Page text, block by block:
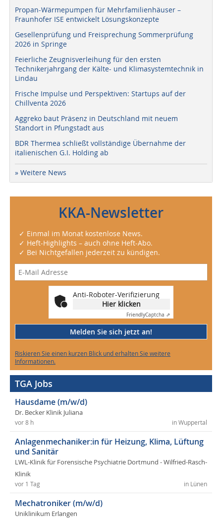
Propan-Wärmepumpen für Mehrfamilienhäuser –
Fraunhofer ISE entwickelt Lösungskonzepte
Gesellenprüfung und Freisprechung Sommerprüfung
2026 in Springe
Feierliche Zeugnisverleihung für den ersten
Technikerjahrgang der Kälte- und Klimasystemtechnik in
Lindau
Frische Impulse und Perspektiven: Startups auf der
Chillventa 2026
Aggreko baut Präsenz in Deutschland mit neuem
Standort in Pfungstadt aus
BDR Thermea schließt vollständige Übernahme der
italienischen G.I. Holding ab
» Weitere News
KKA-Newsletter
✓ Einmal im Monat kostenlose News.
✓ Heft-Highlights – auch ohne Heft-Abo.
✓ Bei Nichtgefallen jederzeit zu kündigen.
Anti-Roboter-Verifizierung
Hier klicken
FriendlyCaptcha ⇗
Melden Sie sich jetzt an!
Riskieren Sie einen kurzen Blick und erhalten Sie weitere
Informationen.
TGA Jobs
Hausdame (m/w/d)
Dr. Becker Klinik Juliana
in Wuppertal
vor 8 h
Anlagenmechaniker:in für Heizung, Klima, Lüftung
und Sanitär
LWL-Klinik für Forensische Psychiatrie Dortmund - Wilfried-Rasch-
Klinik
in Lünen
vor 1 Tag
Mechatroniker (m/w/d)
Uniklinikum Erlangen